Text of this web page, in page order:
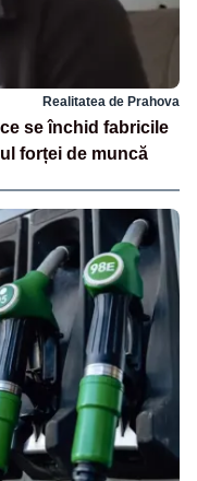
Realitatea de Prahova
se închid fabricile
forței de muncă